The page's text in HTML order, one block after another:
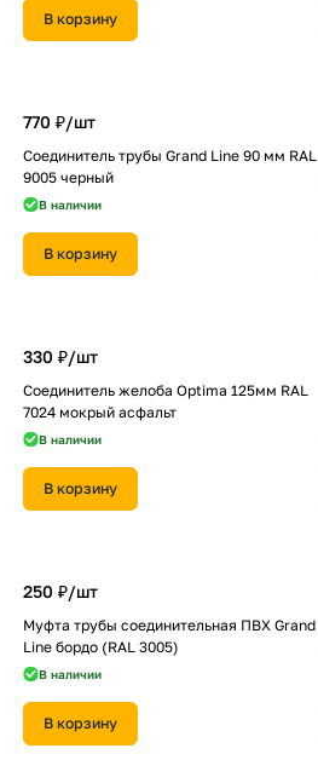
В корзину
770 ₽/шт
Соединитель трубы Grand Line 90 мм RAL
9005 черный
В наличии
В корзину
330 ₽/шт
Соединитель желоба Optima 125мм RAL
7024 мокрый асфальт
В наличии
В корзину
250 ₽/шт
Муфта трубы соединительная ПВХ Grand
Line бордо (RAL 3005)
В наличии
В корзину